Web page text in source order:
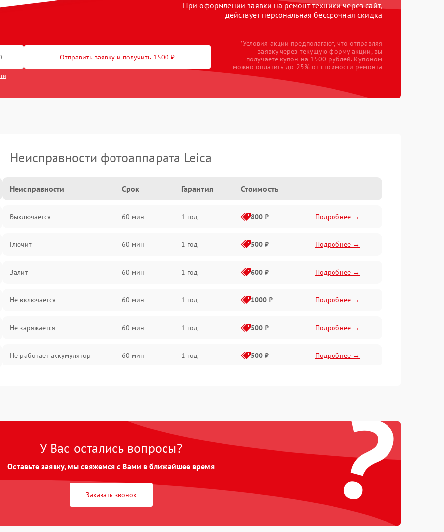
При оформлении заявки на ремонт техники через сайт,
действует персональная бессрочная скидка
Отправить заявку и получить 1500 ₽
*Условия акции предполагают, что отправляя
заявку через текущую форму акции, вы
получаете купон на 1500 рублей. Купоном
можно оплатить до 25% от стоимости ремонта
Неисправности фотоаппарата Leica
Неисправности Срок Гарантия Стоимость
Выключается 60 мин 1 год 800 ₽ Подробнее →
Глючит 60 мин 1 год 500 ₽ Подробнее →
Залит 60 мин 1 год 600 ₽ Подробнее →
Не включается 60 мин 1 год 1000 ₽ Подробнее →
Не заряжается 60 мин 1 год 500 ₽ Подробнее →
Не работает аккумулятор 60 мин 1 год 500 ₽ Подробнее →
?
У Вас остались вопросы?
Оставьте заявку, мы свяжемся с Вами в ближайшее время
Заказать звонок